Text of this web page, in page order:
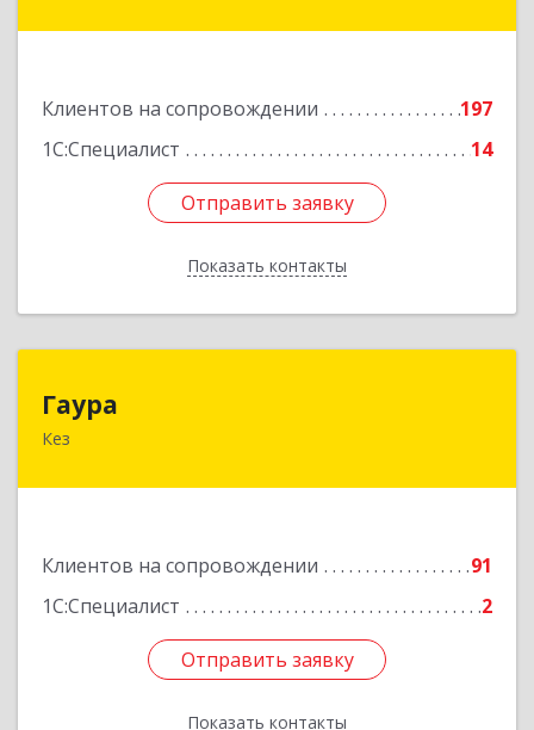
Клиентов на сопровождении
197
1С:Специалист
14
Отправить заявку
Показать контакты
Отправить заявку
Назад
Гаура
Кез
Клиентов на сопровождении
91
1С:Специалист
2
Отправить заявку
Показать контакты
Отправить заявку
Назад